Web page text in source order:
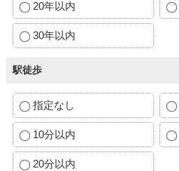
20年以内
30年以内
駅徒歩
指定なし
10分以内
20分以内